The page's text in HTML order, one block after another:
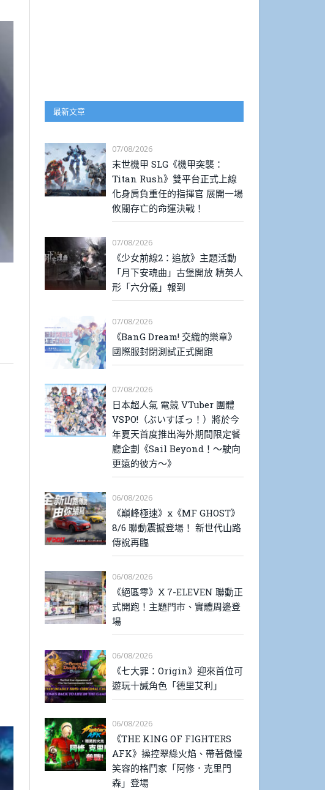
最新文章
07/08/2026
末世機甲 SLG《機甲突襲：
Titan Rush》雙平台正式上線
化身肩負重任的指揮官 展開一場
攸關存亡的命運決戰！
07/08/2026
《少女前線2：追放》主題活動
「月下安魂曲」古堡開放 精英人
形「六分儀」報到
07/08/2026
《BanG Dream! 交織的樂章》
國際服封閉測試正式開跑
07/08/2026
日本超人氣 電競 VTuber 團體
VSPO!（ぶいすぽっ！）將於今
年夏天首度推出海外期間限定餐
廳企劃《Sail Beyond！～駛向
更遠的彼方～》
06/08/2026
《巔峰極速》x《MF GHOST》
8/6 聯動震撼登場！ 新世代山路
傳說再臨
06/08/2026
《絕區零》X 7-ELEVEN 聯動正
式開跑！主題門市、實體周邊登
場
06/08/2026
《七大罪：Origin》迎來首位可
遊玩十誡角色「德里艾利」
06/08/2026
《THE KING OF FIGHTERS
AFK》操控翠綠火焰、帶著傲慢
笑容的格鬥家「阿修．克里門
森」登場